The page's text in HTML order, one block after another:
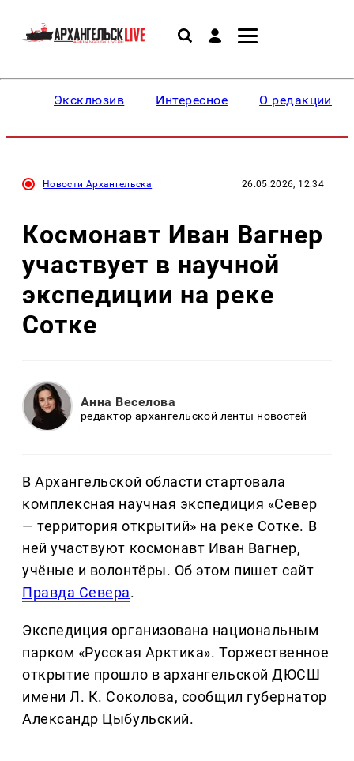
Эксклюзив Интересное О редакции
Новости Архангельска 26.05.2026, 12:34
Космонавт Иван Вагнер
участвует в научной
экспедиции на реке
Сотке
Анна Веселова
редактор архангельской ленты новостей
В Архангельской области стартовала
комплексная научная экспедиция «Север
— территория открытий» на реке Сотке. В
ней участвуют космонавт Иван Вагнер,
учёные и волонтёры. Об этом пишет сайт
Правда Севера.
Экспедиция организована национальным
парком «Русская Арктика». Торжественное
открытие прошло в архангельской ДЮСШ
имени Л. К. Соколова, сообщил губернатор
Александр Цыбульский.